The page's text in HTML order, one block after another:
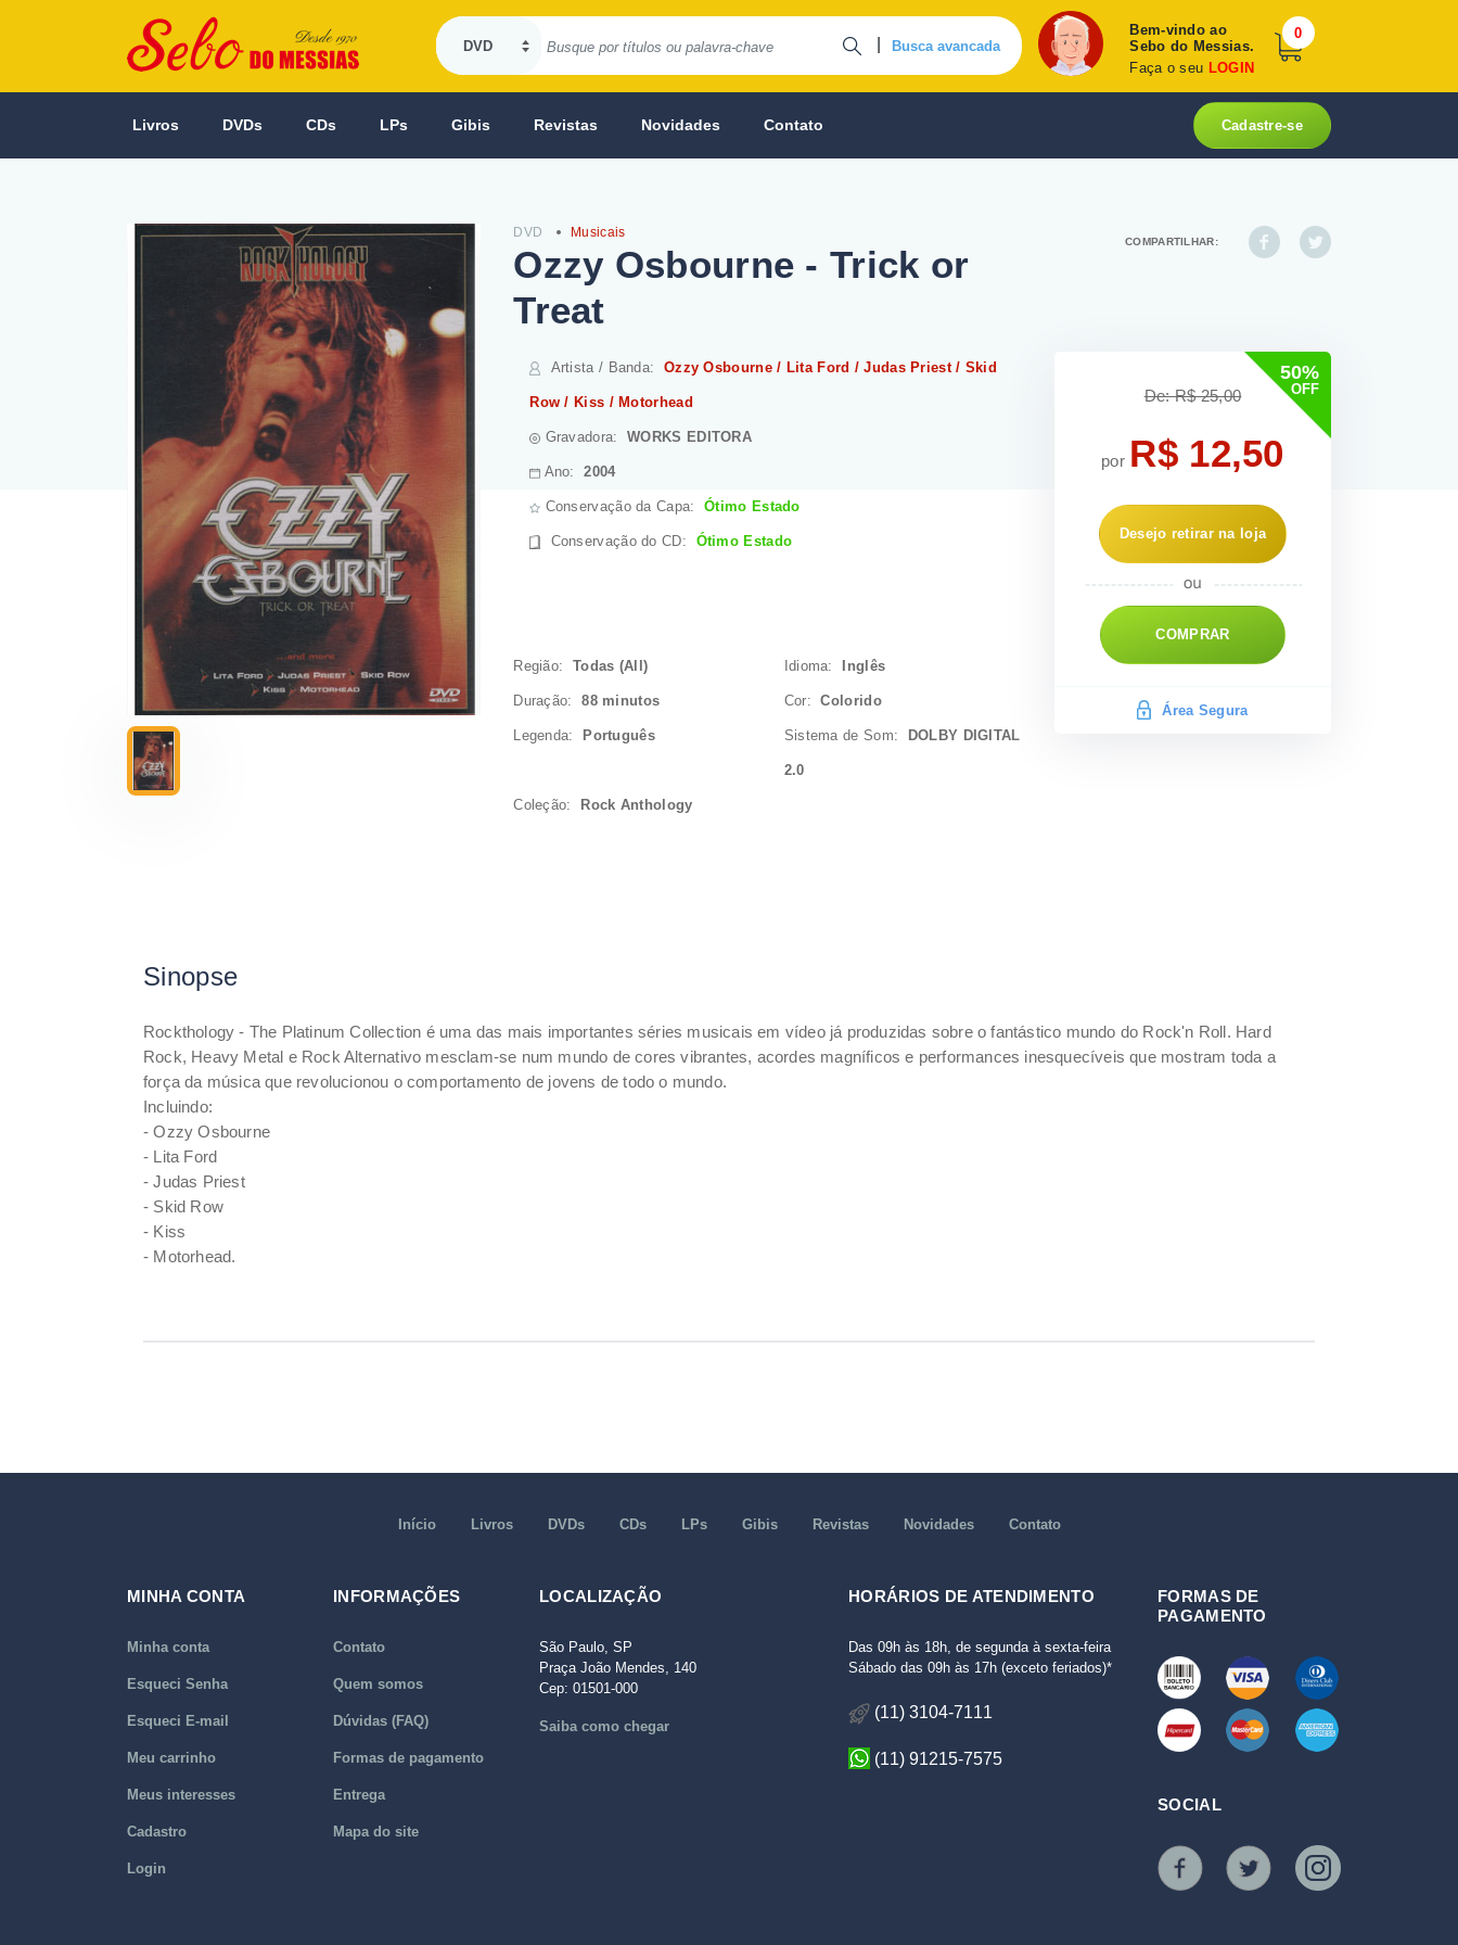
Busca avancada
Bem-vindo ao
Sebo do Messias.
Faça o seu LOGIN
0
Livros DVDs CDs LPs Gibis Revistas Novidades Contato Cadastre-se
DVD Musicais
Ozzy Osbourne - Trick or
Treat
Artista / Banda: Ozzy Osbourne / Lita Ford / Judas Priest / Skid
Row / Kiss / Motorhead
Gravadora:WORKS EDITORA
Ano:2004
Conservação da Capa:Ótimo Estado
Conservação do CD: Ótimo Estado
Região: Todas (All) Idioma: Inglês
Duração:88 minutos Cor:Colorido
Legenda: Português Sistema de Som: DOLBY DIGITAL
2.0
Coleção: Rock Anthology
COMPARTILHAR:
50%
OFF
De: R$ 25,00
por R$ 12,50
Desejo retirar na loja
COMPRAR
Área Segura
Sinopse
Rockthology - The Platinum Collection é uma das mais importantes séries musicais em vídeo já produzidas sobre o fantástico mundo do Rock'n Roll. Hard
Rock, Heavy Metal e Rock Alternativo mesclam-se num mundo de cores vibrantes, acordes magníficos e performances inesquecíveis que mostram toda a
força da música que revolucionou o comportamento de jovens de todo o mundo.
Incluindo:
- Ozzy Osbourne
- Lita Ford
- Judas Priest
- Skid Row
- Kiss
- Motorhead.
Início Livros DVDs CDs LPs Gibis Revistas Novidades Contato
MINHA CONTA
Minha conta
Esqueci Senha
Esqueci E-mail
Meu carrinho
Meus interesses
Cadastro
Login
INFORMAÇÕES
Contato
Quem somos
Dúvidas (FAQ)
Formas de pagamento
Entrega
Mapa do site
LOCALIZAÇÃO
São Paulo, SP
Praça João Mendes, 140
Cep: 01501-000
Saiba como chegar
HORÁRIOS DE ATENDIMENTO
Das 09h às 18h, de segunda à sexta-feira
Sábado das 09h às 17h (exceto feriados)*
(11) 3104-7111
(11) 91215-7575
FORMAS DE
PAGAMENTO
SOCIAL